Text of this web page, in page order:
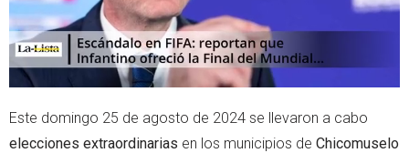
Este domingo 25 de agosto de 2024 se llevaron a cabo
elecciones extraordinarias en los municipios de Chicomuselo